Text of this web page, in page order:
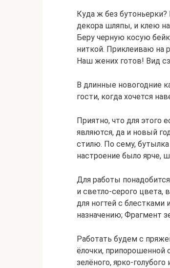
Куда ж без бутоньерки?
декора шляпы, и клею
Беру черную косую
ниткой. Приклеиваю на
Наш жених готов! Вид
В длинные новогодние
гости, когда хочется
Приятно, что для этого
являются, да и новый
стилю. По сему,
настроение было ярче,
Для работы
и светло-серого цвета,
для ногтей с блестками
назначению; Фрагмент
Работать будем с
ёлочки, припорошенной
зелёного, ярко-